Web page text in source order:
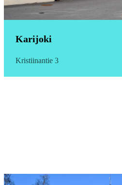
Karijoki
Kristiinantie 3